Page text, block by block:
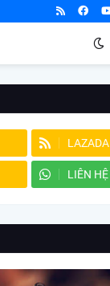
LAZADA
LIÊN HỆ